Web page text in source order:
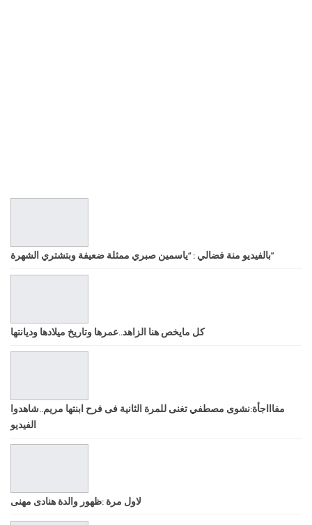
بالفيديو منة فضالي : “ياسمين صبري ممثلة ضعيفة وبتشتري الشهرة”
كل مايخص هنا الزاهد..عمرها وتاريخ ميلادها وديانتها
مفاااجأة:نشوى مصطفي تغنى للمرة الثانية فى فرح ابنتها مريم..شاهدوا
الفيديو
لاول مرة :ظهور والدة هنادى مهنى